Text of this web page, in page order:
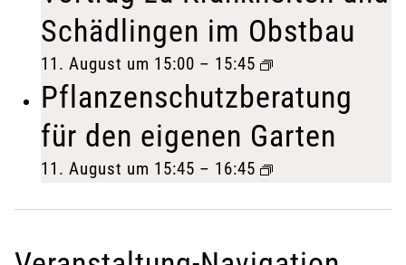
Schädlingen im Obstbau
11. August um 15:00 – 15:45
Pflanzenschutzberatung
für den eigenen Garten
11. August um 15:45 – 16:45